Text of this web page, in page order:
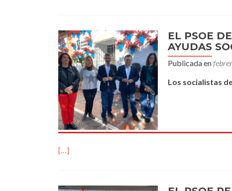
EL PSOE
AYUDAS
Publicada en
Los socialistas
[…]